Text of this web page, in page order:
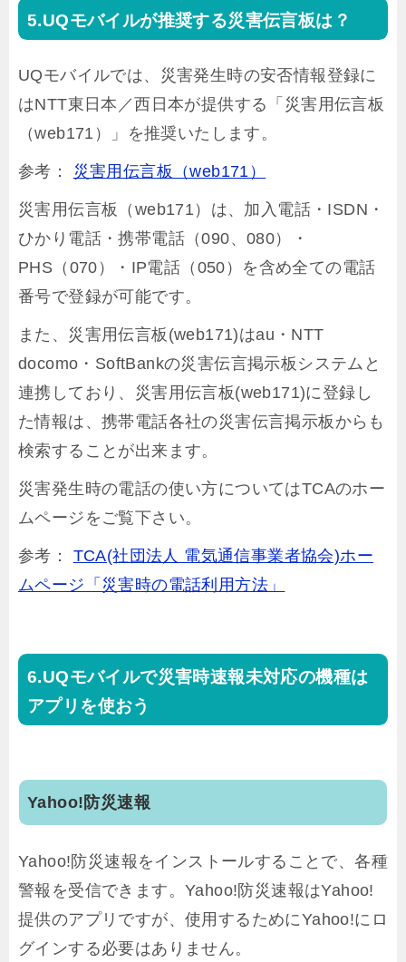
UQモバイルが推奨する災害伝言板は？
UQモバイルでは、災害発生時の安否情報登録に
はNTT東日本／西日本が提供する「災害用伝言板
（web171）」を推奨いたします。
参考： 災害用伝言板（web171）
災害用伝言板（web171）は、加入電話・ISDN・
ひかり電話・携帯電話（090、080）・
PHS（070）・IP電話（050）を含め全ての電話
番号で登録が可能です。
また、災害用伝言板(web171)はau・NTT
docomo・SoftBankの災害伝言掲示板システムと
連携しており、災害用伝言板(web171)に登録し
た情報は、携帯電話各社の災害伝言掲示板からも
検索することが出来ます。
災害発生時の電話の使い方についてはTCAのホー
ムページをご覧下さい。
参考：
TCA(社団法人 電気通信事業者協会)ホー
ムページ「災害時の電話利用方法」
UQモバイルで災害時速報未対応の機種は
アプリを使おう
Yahoo!防災速報
Yahoo!防災速報をインストールすることで、各種
警報を受信できます。Yahoo!防災速報はYahoo!
提供のアプリですが、使用するためにYahoo!にロ
グインする必要はありません。